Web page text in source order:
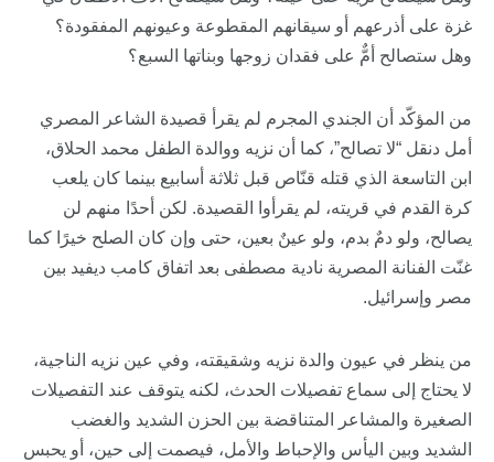
غزة على أذرعهم أو سيقانهم المقطوعة وعيونهم المفقودة؟
وهل ستصالح أمٌّ على فقدان زوجها وبناتها السبع؟
من المؤكّد أن الجندي المجرم لم يقرأ قصيدة الشاعر المصري
أمل دنقل “لا تصالح”، كما أن نزيه ووالدة الطفل محمد الحلاق،
ابن التاسعة الذي قتله قنّاص قبل ثلاثة أسابيع بينما كان يلعب
كرة القدم في قريته، لم يقرأوا القصيدة. لكن أحدًا منهم لن
يصالح، ولو دمٌ بدم، ولو عينٌ بعين، حتى وإن كان الصلح خيرًا كما
غنّت الفنانة المصرية نادية مصطفى بعد اتفاق كامب ديفيد بين
مصر وإسرائيل.
من ينظر في عيون والدة نزيه وشقيقته، وفي عين نزيه الناجية،
لا يحتاج إلى سماع تفصيلات الحدث، لكنه يتوقف عند التفصيلات
الصغيرة والمشاعر المتناقضة بين الحزن الشديد والغضب
الشديد وبين اليأس والإحباط والأمل، فيصمت إلى حين، أو يحبس